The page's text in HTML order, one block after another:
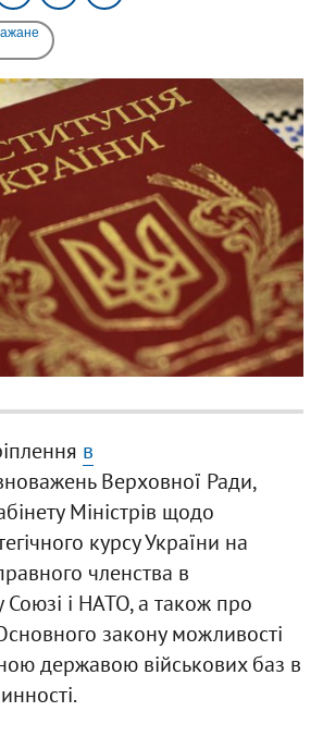
в
Верховної Ради,
Міністрів щодо
курсу України на
членства в
і НАТО, а також про
закону можливості
державою військових баз в